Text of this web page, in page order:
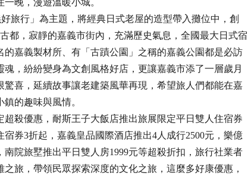
晚，漫遊溫暖小城。
行」為主題，將經典日式老屋的造型帶入攤位中，創
都，寂靜的嘉義市街內，充滿歷史氣息，全國最大日式宿
嘉義製材所、有「古蹟公園」之稱的嘉義公園都是必訪
，紛紛變身為文創風格好店，更讓嘉義市添了一層歲月
喜，延續故事讓老建築風華再現，希望旅人們都能在嘉
的趣味與風情。
優惠，耐斯王子大飯店推出旅展限定平日雙人住宿券
券3折起，嘉義皇品國際酒店推出4人成行2500元，樂億
院旅墅推出平日雙人房1999元等超殺折扣，旅行社業者
旅，帶領民眾探索深度的文化之旅，這麼多好康優惠，